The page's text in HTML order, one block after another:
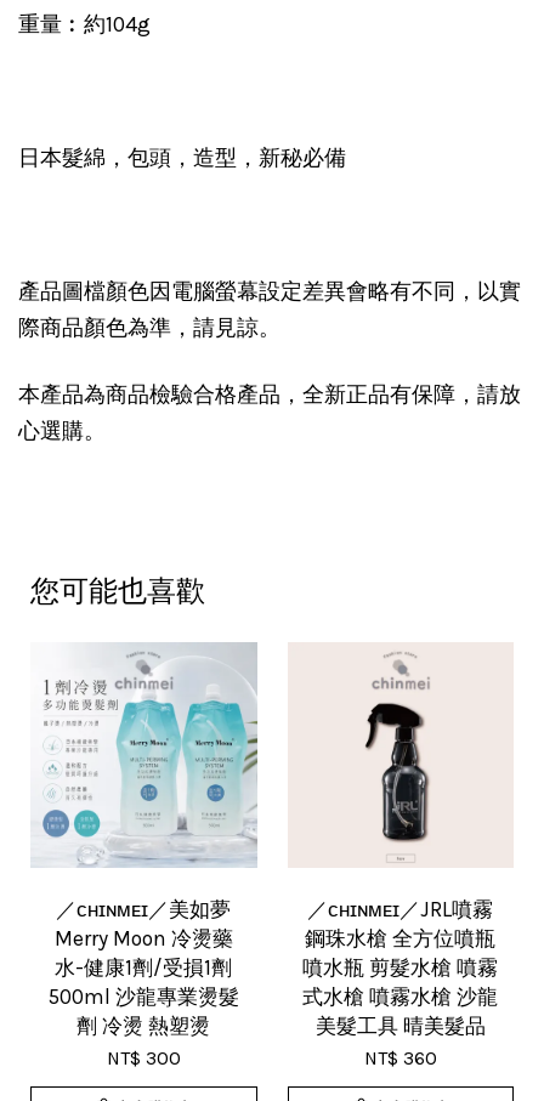
重量︰約104g
日本髮綿，包頭，造型，新秘必備
產品圖檔顏色因電腦螢幕設定差異會略有不同，以實
際商品顏色為準，請見諒。
本產品為商品檢驗合格產品，全新正品有保障，請放
心選購。
您可能也喜歡
／ᴄʜɪɴᴍᴇɪ／美如夢
Merry Moon 冷燙藥
水-健康1劑/受損1劑
500ml 沙龍專業燙髮
劑 冷燙 熱塑燙
NT$ 300
／ᴄʜɪɴᴍᴇɪ／JRL噴霧
鋼珠水槍 全方位噴瓶
噴水瓶 剪髮水槍 噴霧
式水槍 噴霧水槍 沙龍
美髮工具 晴美髮品
NT$ 360